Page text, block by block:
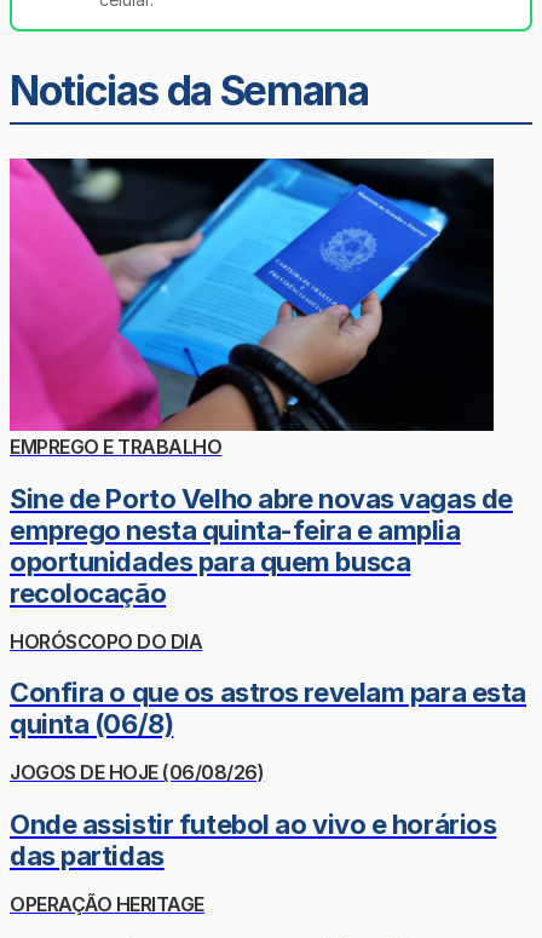
Noticias da Semana
EMPREGO E TRABALHO
Sine de Porto Velho abre novas vagas de
emprego nesta quinta-feira e amplia
oportunidades para quem busca
recolocação
HORÓSCOPO DO DIA
Confira o que os astros revelam para esta
quinta (06/8)
JOGOS DE HOJE (06/08/26)
Onde assistir futebol ao vivo e horários
das partidas
OPERAÇÃO HERITAGE